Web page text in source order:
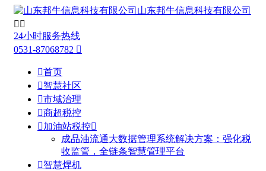
山东邦牛信息科技有限公司
 
24小时服务热线
0531-87068782 
首页
智慧社区
市域治理
商超税控
加油站税控
成品油流通大数据管理系统解决方案：强化税
收监管，全链条智慧管理平台
智慧焊机